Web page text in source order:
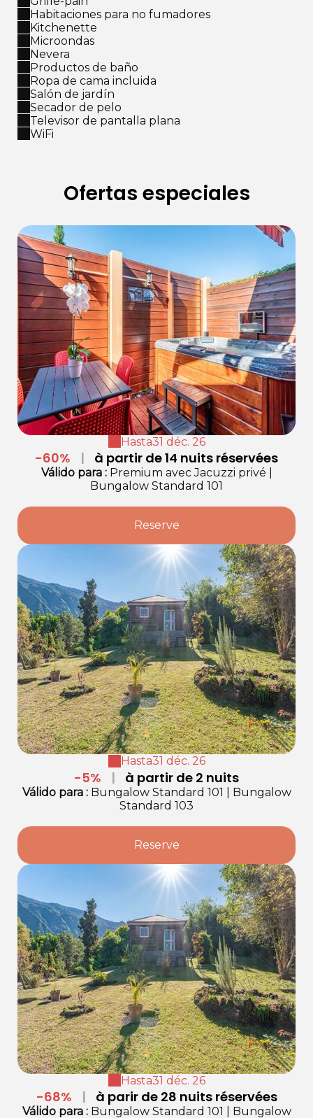
Habitaciones para no fumadores
Kitchenette
Microondas
Nevera
Productos de baño
Ropa de cama incluida
Salón de jardín
Secador de pelo
Televisor de pantalla plana
WiFi
Ofertas especiales
Hasta31 déc. 26
-60% | à partir de 14 nuits réservées
Válido para:Premium avec Jacuzzi privé
Bungalow Standard 101
Reserve
Hasta31 déc. 26
-5% | à partir de 2 nuits
Válido para:Bungalow Standard 101
Bungalow
Standard 103
Reserve
Hasta31 déc. 26
-68% | à parir de 28 nuits réservées
Válido para:Bungalow Standard 101 Bungalow